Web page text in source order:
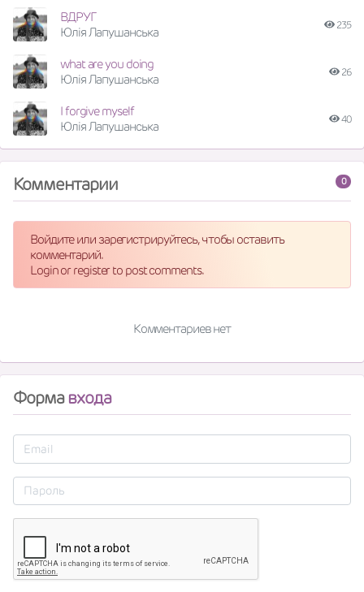
ВДРУГ
Юлія Лапушанська
235
what are you doing
Юлія Лапушанська
26
I forgive myself
Юлія Лапушанська
40
0
Комментарии
Войдите или зарегистрируйтесь, чтобы оставить
комментарий.
Login or register to post comments.
Комментариев нет
Формавхода